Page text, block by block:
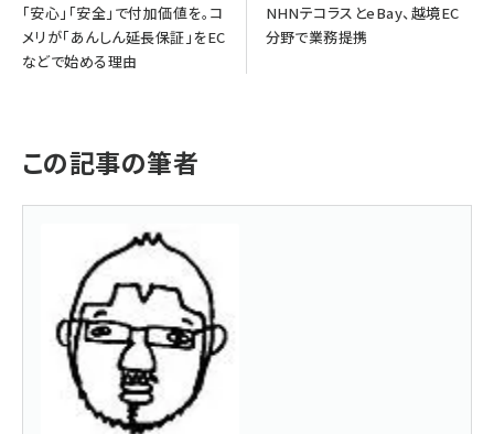
「安心」「安全」で付加価値を。コ
メリが「あんしん延長保証」をEC
などで始める理由
NHNテコラスとeBay、越境EC
分野で業務提携
この記事の筆者